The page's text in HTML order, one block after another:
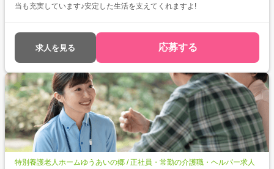
当も充実しています♪安定した生活を支えてくれますよ!
求人を見る 応募する
特別養護老人ホームゆうあいの郷 / 正社員・常勤の介護職・ヘルパー求人